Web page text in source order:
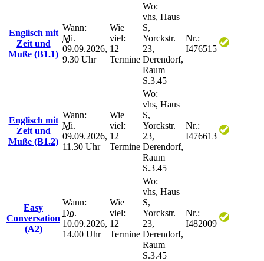
Englisch mit
Zeit und
Muße (B1.1)
Wann:
Mi.
09.09.2026,
9.30 Uhr
Wie
viel:
12
Termine
Wo:
vhs, Haus
S,
Yorckstr.
23,
Derendorf,
Raum
S.3.45
Nr.:
I476515
Englisch mit
Zeit und
Muße (B1.2)
Wann:
Mi.
09.09.2026,
11.30 Uhr
Wie
viel:
12
Termine
Wo:
vhs, Haus
S,
Yorckstr.
23,
Derendorf,
Raum
S.3.45
Nr.:
I476613
Easy
Conversation
(A2)
Wann:
Do.
10.09.2026,
14.00 Uhr
Wie
viel:
12
Termine
Wo:
vhs, Haus
S,
Yorckstr.
23,
Derendorf,
Raum
S.3.45
Nr.:
I482009